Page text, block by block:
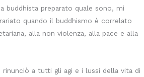
buddhista preparato quale sono, mi
quando il buddhismo è correlato
alla non violenza, alla pace e alla
rinunciò a tutti gli agi e i lussi della vita di